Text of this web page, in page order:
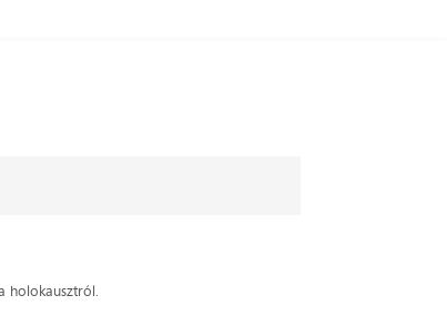
holokausztról.